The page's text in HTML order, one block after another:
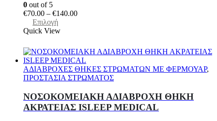
0 out of 5
€70.00 – €140.00Price
€140.00
Επιλογή
έχει
πολλαπλές
παραλλαγές.
Οι
επιλογές
να
επιλεγούν
Quick View
ΑΔΙΑΒΡΟΧΕΣ ΘΗΚΕΣ ΣΤΡΩΜΑΤΩΝ ΜΕ ΦΕΡΜΟΥΑΡ,
ΠΡΟΣΤΑΣΙΑ ΣΤΡΩΜΑΤΟΣ
ΝΟΣΟΚΟΜΕΙΑΚΗ ΑΔΙΑΒΡΟΧΗ ΘΗΚΗ
ΑΚΡΑΤΕΙΑΣ ISLEEP MEDICAL